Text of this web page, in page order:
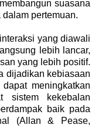
suasana
pertemuan.
yang diawali
lebih lancar,
yang lebih positif.
dijadikan kebiasaan
meningkatkan
sistem kekebalan
baik pada
(Allan & Pease,